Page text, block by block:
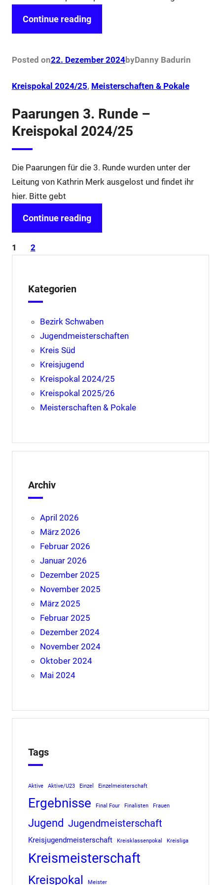
Continue reading
Posted on22. Dezember 2024byDanny Badurin
Kreispokal 2024/25, Meisterschaften & Pokale
Paarungen 3. Runde –
Kreispokal 2024/25
Die Paarungen für die 3. Runde wurden unter der
Leitung von Kathrin Merk ausgelost und findet ihr
hier. Bitte gebt
Continue reading
1 2
Kategorien
Bezirk Schwaben
Jugendmeisterschaften
Kreis Süd
Kreisjugend
Kreispokal 2024/25
Kreispokal 2025/26
Meisterschaften & Pokale
Archiv
April 2026
März 2026
Februar 2026
Januar 2026
Dezember 2025
November 2025
März 2025
Februar 2025
Dezember 2024
November 2024
Oktober 2024
Mai 2024
Tags
Aktive Aktive/U23 Einzel Einzelmeisterschaft
Ergebnisse Final Four Finalisten Frauen
Jugend Jugendmeisterschaft
Kreisjugendmeisterschaft Kreisklassenpokal Kreisliga
Kreismeisterschaft
Kreispokal Meister